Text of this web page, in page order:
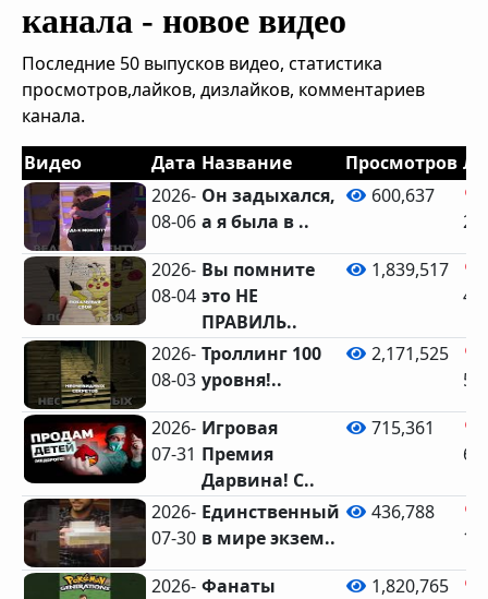
канала - новое видео
Последние 50 выпусков видео, статистика
просмотров,лайков, дизлайков, комментариев
канала.
Видео
Дата Название Просмотров
2026-
08-06
Он задыхался,
а я была в ..
600,637
2026-
08-04
Вы помните
это НЕ
ПРАВИЛЬ..
1,839,517
2026-
08-03
Троллинг 100
уровня!..
2,171,525
2026-
07-31
Игровая
Премия
Дарвина! С..
715,361
2026-
07-30
Единственный
в мире экзем..
436,788
2026- Фанаты
1,820,765